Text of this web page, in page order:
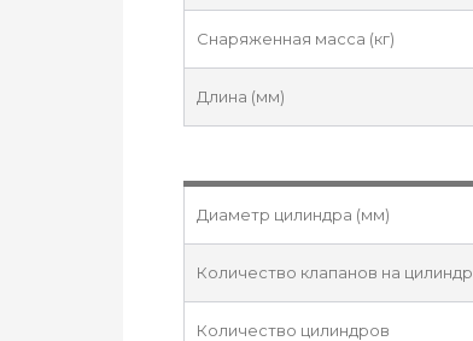
Снаряженная масса (кг)
Длина (мм)
Диаметр цилиндра (мм)
Количество клапанов на цилиндр
Количество цилиндров